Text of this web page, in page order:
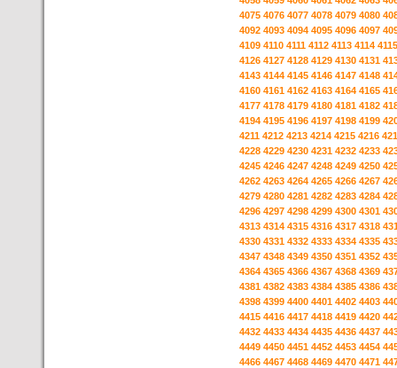
4075 4076 4077 4078 4079 4080
4092 4093 4094 4095 4096 4097
4109 4110 4111 4112 4113 4114 4115
4126 4127 4128 4129 4130 4131
4143 4144 4145 4146 4147 4148
4160 4161 4162 4163 4164 4165
4177 4178 4179 4180 4181 4182
4194 4195 4196 4197 4198 4199
4211 4212 4213 4214 4215 4216
4228 4229 4230 4231 4232 4233
4245 4246 4247 4248 4249 4250
4262 4263 4264 4265 4266 4267
4279 4280 4281 4282 4283 4284
4296 4297 4298 4299 4300 4301
4313 4314 4315 4316 4317 4318
4330 4331 4332 4333 4334 4335
4347 4348 4349 4350 4351 4352
4364 4365 4366 4367 4368 4369
4381 4382 4383 4384 4385 4386
4398 4399 4400 4401 4402 4403
4415 4416 4417 4418 4419 4420
4432 4433 4434 4435 4436 4437
4449 4450 4451 4452 4453 4454
4466 4467 4468 4469 4470 4471